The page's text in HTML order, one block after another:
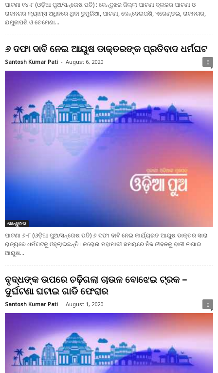
ପାଟଣା ୧୪-୮ (ଓଡ଼ିଆ ପୁଅ/ସନ୍ତୋଷ ପତି) : କେନ୍ଦୁଝର ଜିଲ୍ଲା ପାଟଣା ବ୍ଲକର ପାଟଣା ଓ
ରାଜନଗର ଲ୍ୟାମ୍ସ ଅଧିନରେ ଥିବା ଡୁମୁରିଆ, ପାଟଣା, କେନ୍ଦେଇପଶି, ଏରେଣ୍ଡଇ, ରାଜନଗର,
ଯମୁନାପଶି ଓ ଚେମେଣା...
୬ ଦଫା ଦାବି ନେଇ ଆୟୁଷ ଡାକ୍ତରଙ୍କ ପ୍ରତିବାଦ ଧର୍ମଘଟ
Santosh Kumar Pati - August 6, 2020 0
କେନ୍ଦୁଝର
ପାଟଣା ୬-୮ (ଓଡ଼ିଆ ପୁଅ/ସନ୍ତୋଷ ପତି) ୬ ଦଫା ଦାବି ନେଇ କାର୍ଯ୍ୟରତ ଆୟୁଷ ଡାକ୍ତର ସାରା
ରାଜ୍ୟରେ ଧର୍ମଘଟକୁ ଓହ୍ଲାଇଛନ୍ତି। କରୋନା ମହାମାରୀ ସମୟରେ ନିଜ ଜୀବନକୁ ବାଜୀ ଲଗାଇ
ଆୟୁଷ...
ବୃଦ୍ଧଙ୍କ ଉପରେ ଚଢ଼ିଗଲା ଚାଉଳ ବୋଝେଇ ଟ୍ରକ –
ଦୁର୍ଘଟଣା ଘଟାଇ ଗାଡି ଫେରାର
Santosh Kumar Pati - August 1, 2020 0